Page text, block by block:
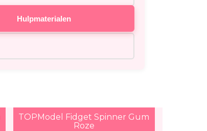
Hulpmaterialen
TOPModel Fidget Spinner Gum
Roze